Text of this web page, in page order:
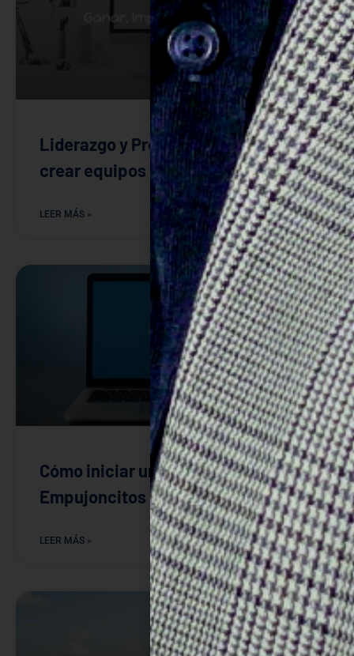
Liderazgo y Propósito. Claves para
crear equipos innovadores
LEER MÁS »
Cómo iniciar un cambio digital: 5
Empujoncitos para conseguirlo￼
LEER MÁS »